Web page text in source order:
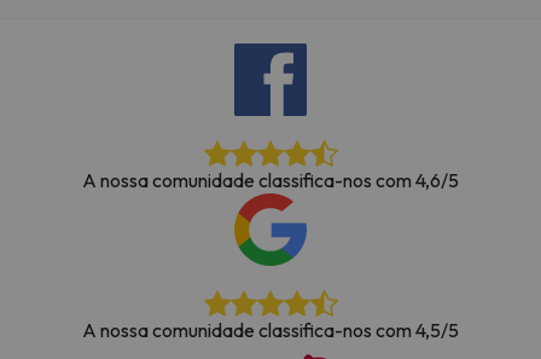
A nossa comunidade classifica-nos com 4,6/5
A nossa comunidade classifica-nos com 4,5/5